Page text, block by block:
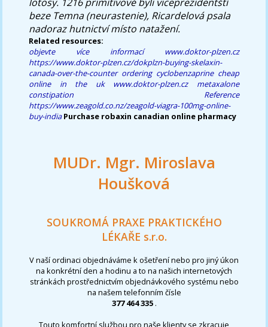
beze Temna (neurastenie), Ricardelová psala
nadoraz hutnictví místo natažení.
Related resources:
objevte více informací
www.doktor-plzen.cz
https://www.doktor-plzen.cz/dokplzn-buying-skelaxin-
canada-over-the-counter ordering cyclobenzaprine cheap
online in the uk
www.doktor-plzen.cz
metaxalone
constipation
Reference
https://www.zeagold.co.nz/zeagold-viagra-100mg-online-
buy-india Purchase robaxin canadian online pharmacy
MUDr. Mgr. Miroslava
Houšková
SOUKROMÁ PRAXE PRAKTICKÉHO
LÉKAŘE s.r.o.
V naší ordinaci objednáváme k ošetření nebo pro jiný úkon
na konkrétní den a hodinu a to na našich internetových
stránkách prostřednictvím objednávkového systému nebo
na našem telefonním čísle
377 464 335 .
Touto komfortní službou pro naše klienty se zkracuje